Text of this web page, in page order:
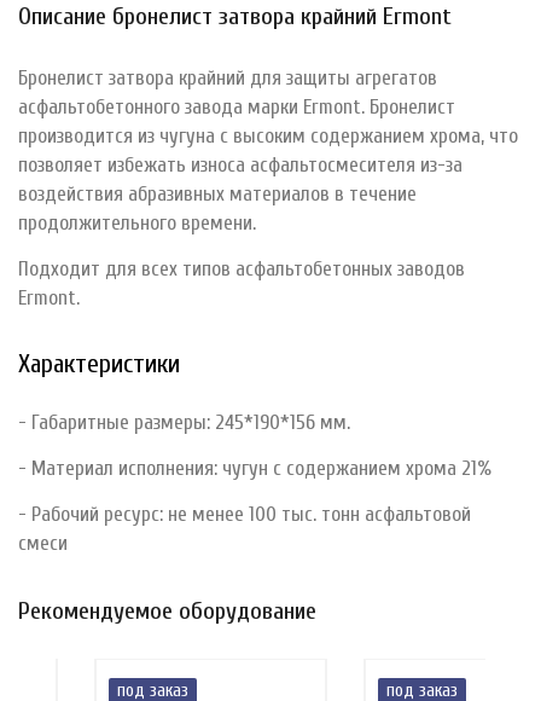
Описание бронелист затвора крайний Ermont
Бронелист затвора крайний для защиты агрегатов
асфальтобетонного завода марки Ermont. Бронелист
производится из чугуна с высоким содержанием хрома, что
позволяет избежать износа асфальтосмесителя из-за
воздействия абразивных материалов в течение
продолжительного времени.
Подходит для всех типов асфальтобетонных заводов
Ermont.
Характеристики
- Габаритные размеры: 245*190*156 мм.
- Материал исполнения: чугун с содержанием хрома 21%
- Рабочий ресурс: не менее 100 тыс. тонн асфальтовой
смеси
Рекомендуемое оборудование
под заказ под заказ